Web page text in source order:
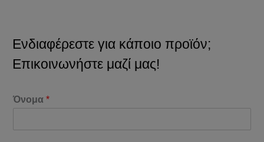
Ενδιαφέρεστε για κάποιο προϊόν;
Επικοινωνήστε μαζί μας!
Όνομα*